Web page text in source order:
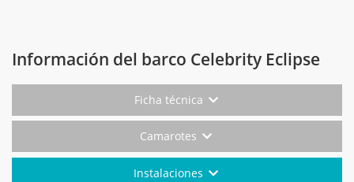
Información del barco Celebrity Eclipse
Ficha técnica
Camarotes
Instalaciones